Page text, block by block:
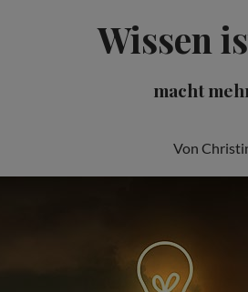
Wissen
macht
Von